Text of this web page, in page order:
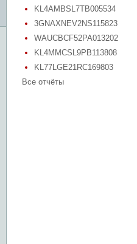
KL4AMBSL7TB005534
3GNAXNEV2NS115823
WAUCBCF52PA013202
KL4MMCSL9PB113808
KL77LGE21RC169803
Все отчёты